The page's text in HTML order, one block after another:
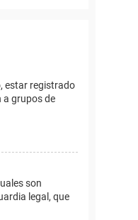
estar registrado
a grupos de
son
legal, que